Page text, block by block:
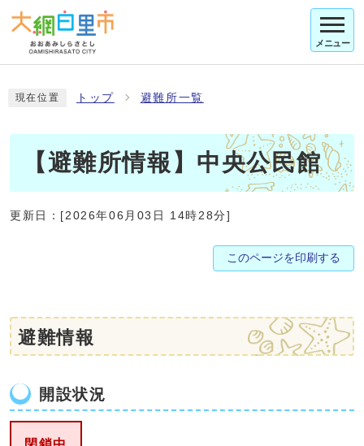
メニュー
現在位置 トップ 避難所一覧
【避難所情報】中央公民館
更新日：[2026年06月03日 14時28分]
避難情報
開設状況